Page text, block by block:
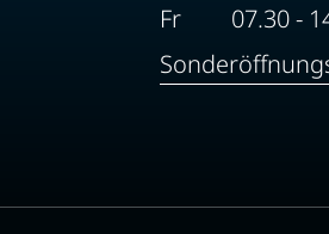
Fr
07.30 -